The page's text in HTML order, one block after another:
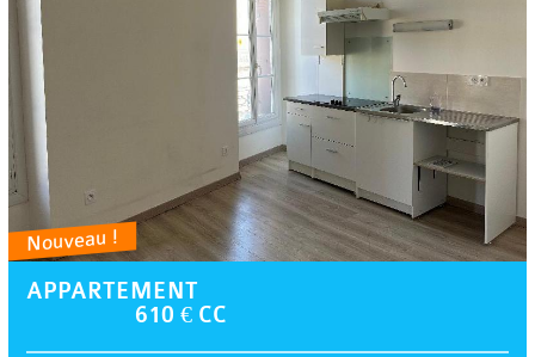
Nouveau !
APPARTEMENT
610 € CC